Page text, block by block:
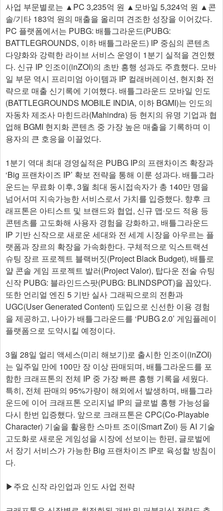
사업 부문별로는 ▲PC 3,235억 원 ▲모바일 5,324억 원 ▲콘
솔/기타 183억 원의 매출을 올리며 견조한 성장을 이어갔다.
PC 플랫폼에서는 PUBG: 배틀그라운드(PUBG:
BATTLEGROUNDS, 이하 배틀그라운드) IP 중심의 콘텐츠
다양화와 강력한 라이브 서비스 운영이 1분기 실적을 견인했
다. 신규 IP 인조이(inZOI)의 초반 흥행 성과도 주효했다. 모바
일 부문 역시 프리미엄 아이템과 IP 컬래버레이션, 현지화 전
략으로 매출 신기록에 기여했다. 배틀그라운드 모바일 인도
(BATTLEGROUNDS MOBILE INDIA, 이하 BGMI)는 인도의
자동차 제조사 마힌드라(Mahindra) 등 현지의 유명 기업과 협
업해 BGMI 현지화 콘텐츠 중 가장 높은 매출을 기록하며 이
용자의 큰 호응을 이끌었다.
1분기 역대 최대 경영실적은 PUBG IP의 프랜차이즈 확장과
‘Big 프랜차이즈 IP’ 확보 전략을 통해 이룬 성과다. 배틀그라
운드는 무료화 이후, 3월 최대 동시접속자가 총 140만 명을
넘어서며 지속가능한 서비스로서 가치를 입증했다. 향후 크
래프톤은 아티스트 및 브랜드와 협업, 신규 맵∙모드 적용 등
콘텐츠를 고도화해 사용자 경험을 강화하고, 배틀그라운드
IP 기반 신작으로 새로운 세대와 전 세계 시장을 아우르는 플
랫폼과 장르의 확장을 가속화한다. 구체적으로 익스트랙션
슈팅 장르 프로젝트 블랙버짓(Project Black Budget), 배틀로
얄 콘솔 게임 프로젝트 발러(Project Valor), 탑다운 전술 슈팅
신작 PUBG: 블라인드스팟(PUBG: BLINDSPOT)을 꼽았다.
또한 언리얼 엔진 5 기반 실사 그래픽으로의 전환과
UGC(User Generated Content) 도입으로 신선한 이용 경험
을 제공하고, 나아가 배틀그라운드를 ‘PUBG 2.0’ 게임플레이
플랫폼으로 도약시킬 예정이다.
3월 28일 얼리 액세스(미리 해보기)로 출시한 인조이(inZOI)
는 일주일 만에 100만 장 이상 판매되며, 배틀그라운드를 포
함한 크래프톤의 전체 IP 중 가장 빠른 흥행 기록을 세웠다.
특히, 전체 판매의 95%가량이 해외에서 발생하며, 배틀그라
운드에 이어 크래프톤 오리지널 IP의 글로벌 흥행 가능성을
다시 한번 입증했다. 앞으로 크래프톤은 CPC(Co-Playable
Character) 기술을 활용한 스마트 조이(Smart Zoi) 등 AI 기술
고도화로 새로운 게임성을 시장에 선보이는 한편, 글로벌에
서 장기 서비스가 가능한 Big 프랜차이즈 IP로 육성할 방침이
다.
▶주요 신작 라인업과 인도 사업 전략